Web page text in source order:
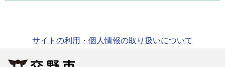
サイトの利用・個人情報の取り扱いについて